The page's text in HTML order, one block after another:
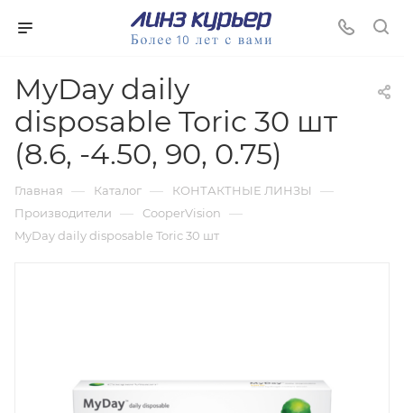
MyDay daily
disposable Toric 30 шт
(8.6, -4.50, 90, 0.75)
Главная — Каталог — КОНТАКТНЫЕ ЛИНЗЫ —
Производители — CooperVision —
MyDay daily disposable Toric 30 шт